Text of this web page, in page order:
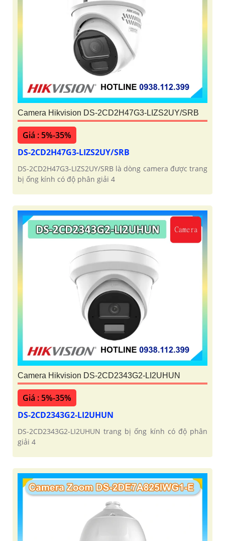
Camera Hikvision DS-2CD2H47G3-LIZS2UY/SRB
Giá : 5%-35%
DS-2CD2H47G3-LIZS2UY/SRB
DS-2CD2H47G3-LIZS2UY/SRB là dòng camera được trang
bị ống kính có độ phân giải 4
Camera Hikvision DS-2CD2343G2-LI2UHUN
Giá : 5%-35%
DS-2CD2343G2-LI2UHUN
DS-2CD2343G2-LI2UHUN trang bị ống kính có độ phân
giải 4